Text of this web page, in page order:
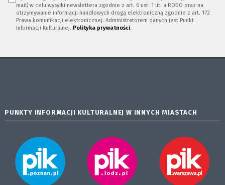
mail) w celu wysyłki newslettera zgodnie z art. 6 ust. 1 lit. a RODO oraz na
otrzymywanie informacji handlowych drogą elektroniczną zgodnie z art. 172
Prawa komunikacji elektronicznej. Administratorem danych jest Punkt
Informacji Kulturalnej. Polityka prywatności.
PUNKTY INFORMACJI KULTURALNEJ W INNYCH MIASTACH